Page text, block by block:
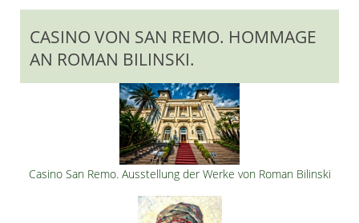
CASINO VON SAN REMO. HOMMAGE
AN ROMAN BILINSKI.
Casino San Remo. Ausstellung der Werke von Roman Bilinski